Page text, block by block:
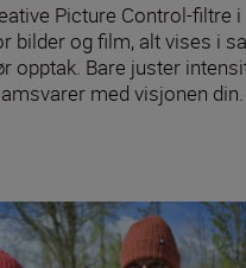
Picture Control-filtre i
bilder og film, alt vises i
opptak. Bare juster
med visjonen din.